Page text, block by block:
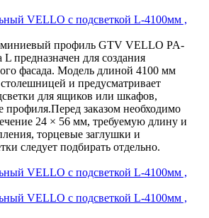
VELLO с подсветкой L-4100мм ,
профиль GTV VELLO PA-
предназначен для создания
фасада. Модель длиной 4100 мм
и предусматривает
для ящиков или шкафов,
заказом необходимо
24 × 56 мм, требуемую длину и
торцевые заглушки и
следует подбирать отдельно.
VELLO с подсветкой L-4100мм ,
VELLO с подсветкой L-4100мм ,